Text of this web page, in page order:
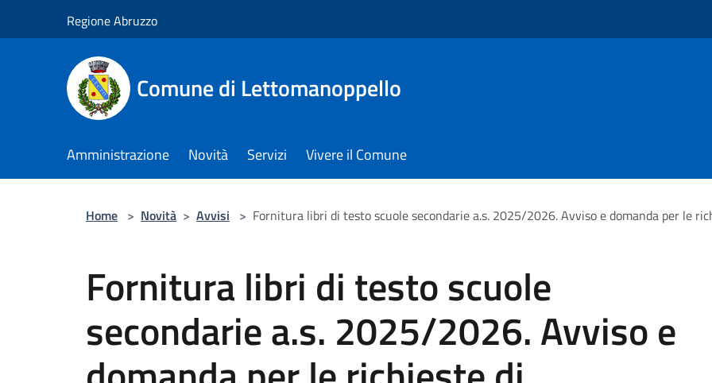
Regione Abruzzo
Comune di Lettomanoppello
Amministrazione Novità Servizi Vivere il Comune
Home > Novità > Avvisi > Fornitura libri di testo scuole secondarie a.s. 2025/2026. Avviso e domanda per le
Fornitura libri di testo scuole
secondarie a.s. 2025/2026. Avviso e